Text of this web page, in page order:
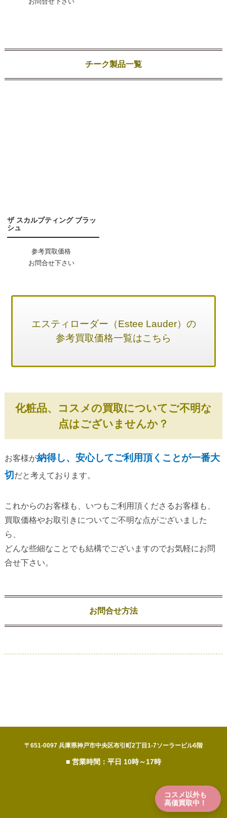
チーク製品一覧
ザ スカルプティング ブラッ
シュ
参考買取価格
お問合せ下さい
エスティローダー（Estee Lauder）の
参考買取価格一覧はこちら
化粧品、コスメの買取についてご不明な
点はございませんか？
お客様が納得し、安心してご利用頂くことが一番大
切 だと考えております。
これからのお客様も、いつもご利用頂くださるお客様も、
買取価格やお取引きについてご不明な点がございました
ら、
どんな些細なことでも結構でございますのでお気軽にお問
合せ下さい。
お問合せ方法
〒651-0097 兵庫県神戸市中央区布引町2丁目1-7ソーラービル6階
コスメ以外も
高価買取中！